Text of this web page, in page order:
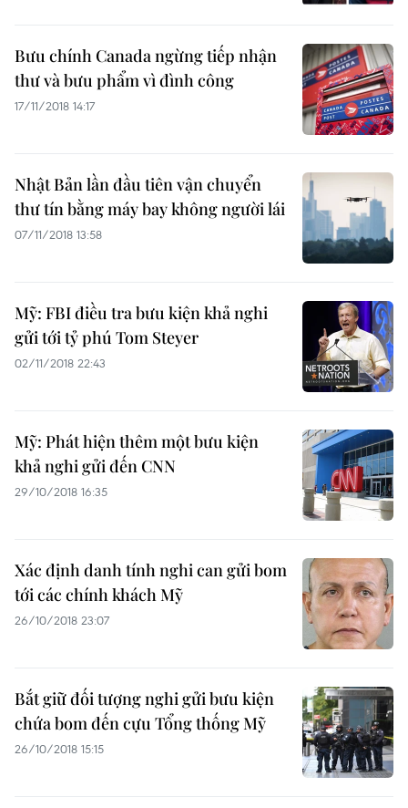
Bưu chính Canada ngừng tiếp nhận
thư và bưu phẩm vì đình công
17/11/2018 14:17
Nhật Bản lần đầu tiên vận chuyển
thư tín bằng máy bay không người lái
07/11/2018 13:58
Mỹ: FBI điều tra bưu kiện khả nghi
gửi tới tỷ phú Tom Steyer
02/11/2018 22:43
Mỹ: Phát hiện thêm một bưu kiện
khả nghi gửi đến CNN
29/10/2018 16:35
Xác định danh tính nghi can gửi bom
tới các chính khách Mỹ
26/10/2018 23:07
Bắt giữ đối tượng nghi gửi bưu kiện
chứa bom đến cựu Tổng thống Mỹ
26/10/2018 15:15